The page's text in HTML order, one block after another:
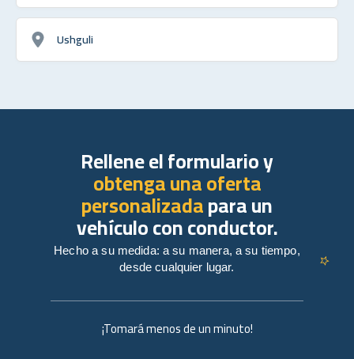
Ushguli
¡Tomará menos de un minuto!
Rellene el formulario y
obtenga una oferta
personalizadapara un
vehículo con conductor.
Hecho a su medida: a su manera, a su tiempo,
desde cualquier lugar.